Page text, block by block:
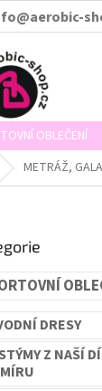
OBLEČENÍ
METRÁŽ,
DRESY
Z NAŠÍ